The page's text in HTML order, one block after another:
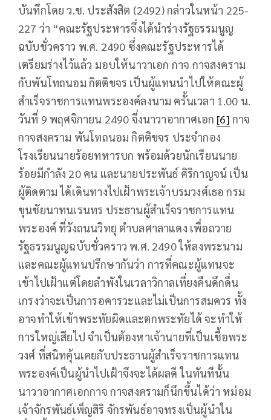
บันทึกโดย ว.ช. ประสังสิต (2492) กล่าวในหน้า 225-
227 ว่า “คณะรัฐประหารจึ่งได้นำร่างรัฐธรรมนูญ
ฉบับชั่วคราว พ.ศ. 2490 ซึ่งคณะรัฐประหารได้
เตรียมร่างไว้แล้ว มอบให้นาวาเอก กาจ กาจสงคราม
กับพันโทถนอม กิตติขจร เป็นผู้แทนนำไปให้คณะผู้
สำเร็จราชการแทนพระองค์ลงนาม ครั้นเวลา 1.00 น.
วันที่ 9 พฤศจิกายน 2490 จี่งนาวาอากาศเอก [6] กาจ
กาจสงคราม พันโทถนอม กิตติขจร ประจำกอง
โรงเรียนนายร้อยทหารบก พร้อมด้วยนักเรียนนาย
ร้อยมีกำลัง 20 คน และนายประพันธ์ ศิริกาญจน์ เป็น
ผู้ติดตาม ได้เดินทางไปเฝ้าพระเจ้าบรมวงศ์เธอ กรม
ขุนชัยนาทนเรนทร ประธานผู้สำเร็จราชการแทน
พระองค์ ที่วังถนนวิทยุ ตำบลศาลาแดง เพื่อถวาย
รัฐธรรมนูญฉบับชั่วคราว พ.ศ. 2490 ให้ลงพระนาม
และคณะผู้แทนปรึกษากันว่า การที่คณะผู้แทนจะ
เข้าไปเฝ้าแต่โดยลำพังในเวลาวิกาลเที่ยงคืนดึกดื่น
เกรงว่าจะเป็นการอคารวะและไม่เป็นการสมควร ทั้ง
อาจทำให้เข้าพระทัยผิดและตกพระทัยได้ จะทำให้
การใหญ่เสียไป จำเป็นต้องหาเจ้านายที่เป็นเชื้อพระ
วงศ์ ที่สนิทคุ้นเคยกับประธานผู้สำเร็จราชการแทน
พระองค์เป็นผู้นำไปเฝ้าจึงจะได้ผลดี ในทันทีนั้น
นาวาอากาศเอกกาจ กาจสงครามก็นึกขึ้นได้ว่า หม่อม
เจ้าจักรพันธ์เพ็ญสิริ จักรพันธ์อาจทรงเป็นผู้นำใน